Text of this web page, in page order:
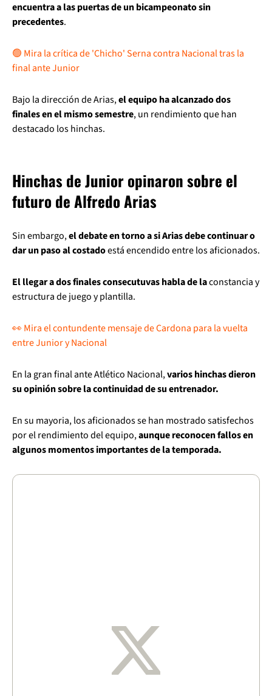
encuentra a las puertas de un bicampeonato sin
precedentes.
🟢 Mira la crítica de 'Chicho' Serna contra Nacional tras la
final ante Junior
Bajo la dirección de Arias,el equipo ha alcanzado dos
finales en el mismo semestre, un rendimiento que han
destacado los hinchas.
Hinchas de Junior opinaron sobre el
futuro de Alfredo Arias
Sin embargo,el debate en torno a si Arias debe continuar o
dar un paso al costadoestá encendido entre los aficionados.
El llegar a dos finales consecutuvas habla de laconstancia y
estructura de juego y plantilla.
👀 Mira el contundente mensaje de Cardona para la vuelta
entre Junior y Nacional
En la gran final ante Atlético Nacional,varios hinchas dieron
su opinión sobre la continuidad de su entrenador.
En su mayoria, los aficionados se han mostrado satisfechos
por el rendimiento del equipo,aunque reconocen fallos en
algunos momentos importantes de la temporada.